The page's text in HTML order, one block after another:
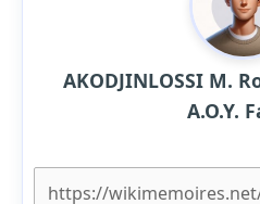
AKODJINLOSSI M.
A.O.Y.